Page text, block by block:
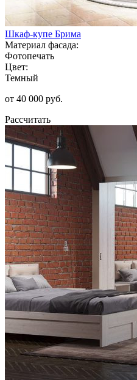
Шкаф-купе Брима
Материал фасада:
Фотопечать
Цвет:
Темный
от 40 000 руб.
Рассчитать